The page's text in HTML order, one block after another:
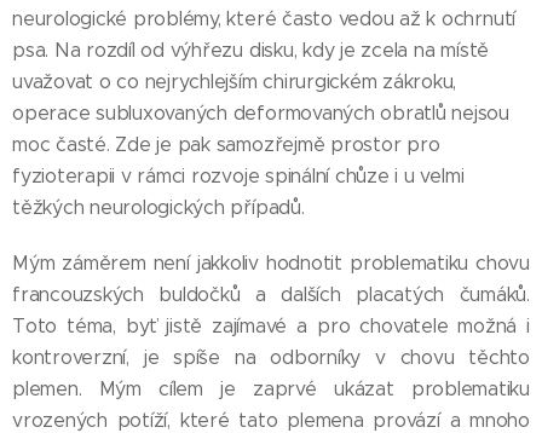
neurologické problémy, které často vedou až k ochrnutí
psa. Na rozdíl od výhřezu disku, kdy je zcela na místě
uvažovat o co nejrychlejším chirurgickém zákroku,
operace subluxovaných deformovaných obratlů nejsou
moc časté. Zde je pak samozřejmě prostor pro
fyzioterapii v rámci rozvoje spinální chůze i u velmi
těžkých neurologických případů.
Mým záměrem není jakkoliv hodnotit problematiku chovu
francouzských buldočků a dalších placatých čumáků.
Toto téma, byť jistě zajímavé a pro chovatele možná i
kontroverzní, je spíše na odborníky v chovu těchto
plemen. Mým cílem je zaprvé ukázat problematiku
vrozených potíží, které tato plemena provází a mnoho